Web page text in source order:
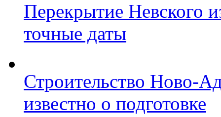
Перекрытие Невского
точные даты
Строительство Ново-
известно о подготовке